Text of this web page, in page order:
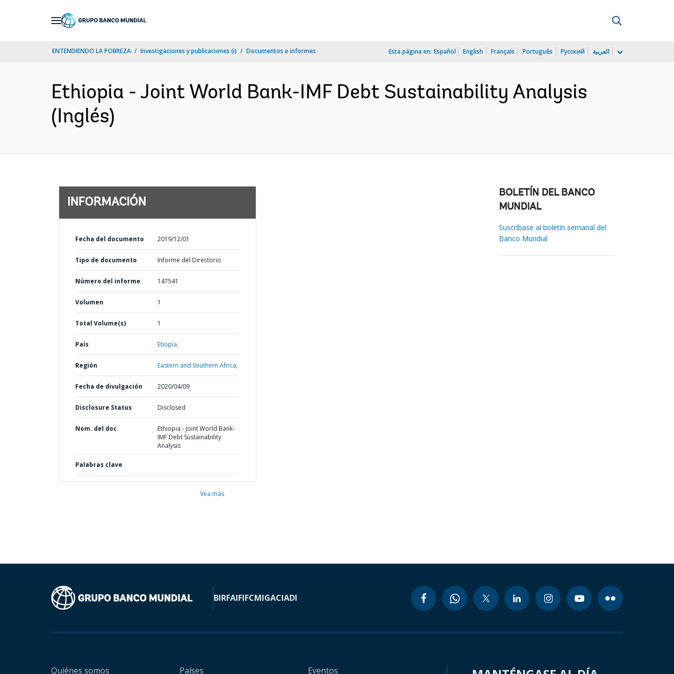
ENTENDIENDO LA POBREZA Investigaciones y publicaciones (i) Documentos e informes Esta página en: Español English Français Português Русский العربية
Ethiopia - Joint World Bank-IMF Debt Sustainability Analysis
(Inglés)
INFORMACIÓN
Fecha del documento 2019/12/01
Tipo de documento Informe del Directorio
Número del informe 147541
Volumen 1
Total Volume(s) 1
País Etiopía,
Región Eastern and Southern Africa,
Fecha de divulgación 2020/04/09
Disclosure Status Disclosed
Nom. del doc.
Ethiopia - Joint World Bank-
IMF Debt Sustainability
Analysis
Palabras clave
Vea más
BOLETÍN DEL BANCO
MUNDIAL
Suscríbase al boletín semanal del
Banco Mundial
BIRFAIFIFCMIGACIADI
Quiénes somos Países Eventos